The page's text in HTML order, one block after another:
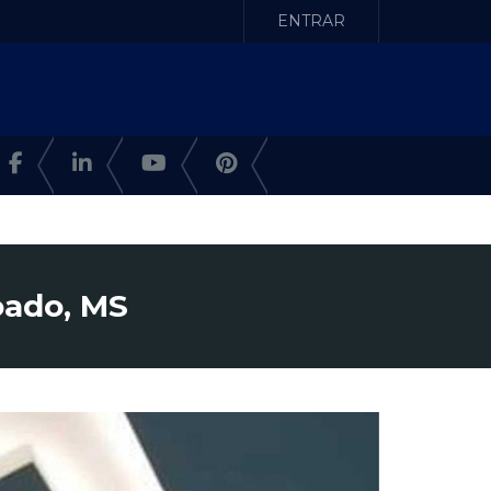
ENTRAR
MS